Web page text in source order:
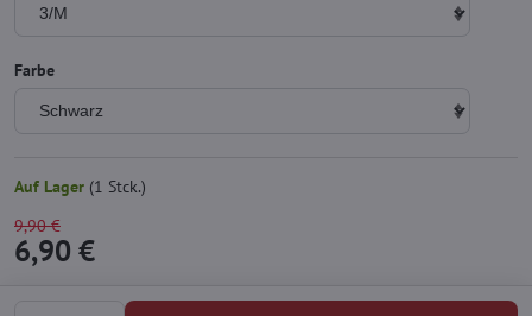
Farbe
Auf Lager (1 Stck.)
9,90 €
6,90 €